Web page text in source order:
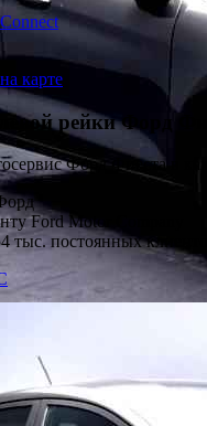
карте
рейки Форд
Форд Фиеста в
Ford Motor Company
тыс. постоянных клиентов